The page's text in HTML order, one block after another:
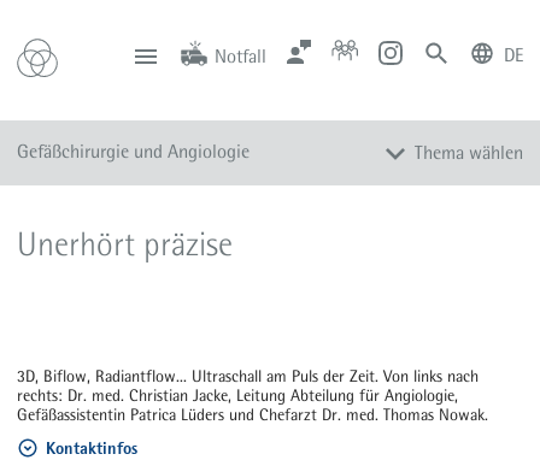
Notfall
Notfall
0201 434-1
0201 805-0
Zentrale Anfahrt
DE
Gefäßchirurgie und Angiologie Thema wählen
Angiologie
Venen Kompetenz-Zentrum
Häufige Krankheitsbilder
Unerhört präzise
3D, Biflow, Radiantflow... Ultraschall am Puls der Zeit. Von links nach
rechts: Dr. med. Christian Jacke, Leitung Abteilung für Angiologie,
Gefäßassistentin Patrica Lüders und Chefarzt Dr. med. Thomas Nowak.
Kontaktinfos